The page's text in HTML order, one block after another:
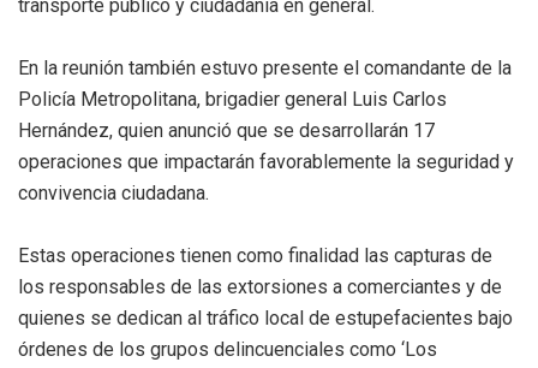
transporte público y ciudadanía en general.
En la reunión también estuvo presente el comandante de la
Policía Metropolitana, brigadier general Luis Carlos
Hernández, quien anunció que se desarrollarán 17
operaciones que impactarán favorablemente la seguridad y
convivencia ciudadana.
Estas operaciones tienen como finalidad las capturas de
los responsables de las extorsiones a comerciantes y de
quienes se dedican al tráfico local de estupefacientes bajo
órdenes de los grupos delincuenciales como ‘Los